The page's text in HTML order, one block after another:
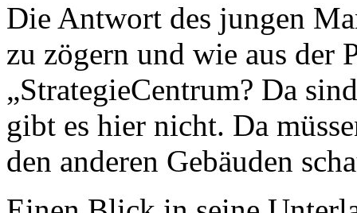
Die Antwort des jungen
zu zögern und wie aus der
„StrategieCentrum? Da
gibt es hier nicht. Da
den anderen Gebäuden